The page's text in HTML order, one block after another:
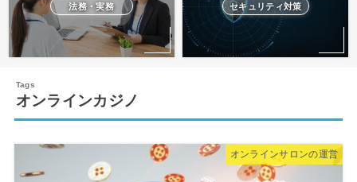
法務・実務 セキュリティ対策
オンラインカジノ
オンラインサロンの運営